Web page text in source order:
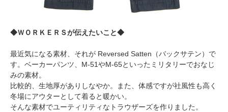
◆ＷＯＲＫＥＲＳが伝えたいこと◆
最近気になる素材、それが Reversed Satten（バックサテン）で
す。ベーカーパンツ、M-51やM-65といったミリタリーでおなじ
みの素材。
比較的、生地厚がありしなやか。また、体感ですが社風性も高く
冬場にアウターとして着ると暖かい。
そんな素材でユーティリティなトラウザーズを作りました。